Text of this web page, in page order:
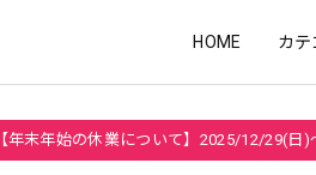
HOME カテ
【年末年始の休業について】2025/12/29(日